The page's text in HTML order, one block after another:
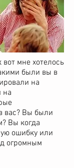
вот мне хотелось
были вы в
на
на
вас? Вы были
Вы когда
ошибку или
огромным